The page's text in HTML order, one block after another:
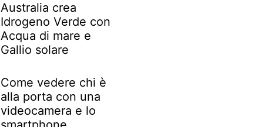
Australia crea
Idrogeno Verde con
Acqua di mare e
Gallio solare
Come vedere chi è
alla porta con una
videocamera e lo